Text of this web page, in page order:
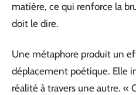
matière, ce qui renforce la
doit le dire.
Une métaphore produit un
déplacement poétique. Elle
réalité à travers une autre. «